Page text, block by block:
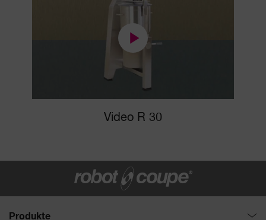
Video R 30
Produkte